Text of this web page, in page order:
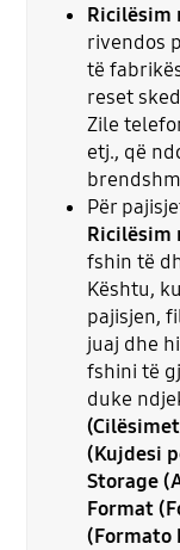
Ricilësim
rivendos
të
reset
Zile
etj., që
Për
Ricilësim
fshin të
Kështu,
pajisjen,
juaj dhe
fshini të
duke
(Kujdesi
Storage
Format
(Formato